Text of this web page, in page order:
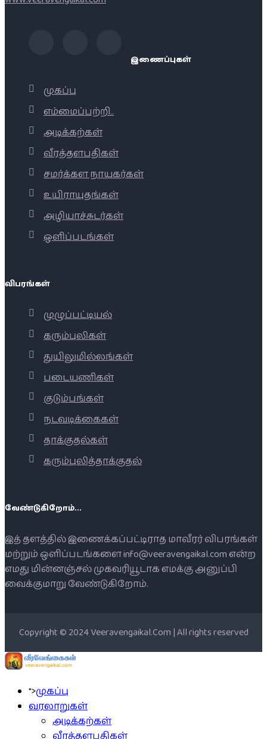
இணைப்புகள்
முகப்பு
எம்மைப்பற்றி..
அடிக்கற்கள்
வீரத்தளபதிகள்
சமர்க்கள நாயகர்கள்
உயிராயுதங்கள்
அழியாச்சுடர்கள்
ஒளிப்படங்கள்
விபரங்கள்
முழுப்பட்டியல்
கரும்புலிகள்
துயிலுமில்லங்கள்
படையணிகள்
குடும்பங்கள்
நடவடிக்கைகள்
தாக்குதல்கள்
கரும்புலித்தாக்குதல்
வேண்டுகிறோம்...
இத் தளத்தில் இணைக்கப்பட்டிராத மாவீரர் விபரங்கள்
மற்றும் ஒளிப்படங்களை info@veeravengaikal.com என்ற
எமது மின்னஞ்சல் முகவரியூடாக எமக்கு அனுப்பி
வைக்குமாறு வேண்டுகிறோம்.
Copyright © 2024 Veeravengaikal.Com | All rights reserved
">முகப்பு
வரலாறுகள்
அடிக்கற்கள்